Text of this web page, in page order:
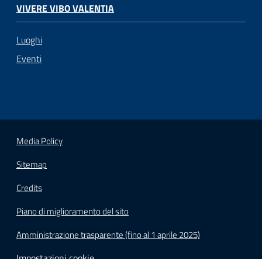
VIVERE VIBO VALENTIA
Luoghi
Eventi
Media Policy
Sitemap
Credits
Piano di miglioramento del sito
Amministrazione trasparente (fino al 1 aprile 2025)